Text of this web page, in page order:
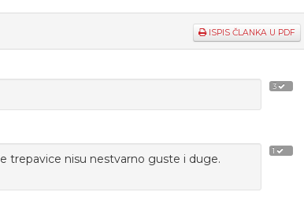
ISPIS ČLANKA U PDF
3
1
trepavice nisu nestvarno guste i duge.